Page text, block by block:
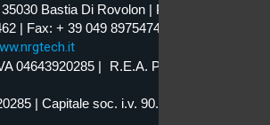
Bastia Di Rovolon | PD | ITALY
| Fax: + 39 049 8975474
04643920285 | R.E.A. Padova nr.
| Capitale soc. i.v. 90.000 €